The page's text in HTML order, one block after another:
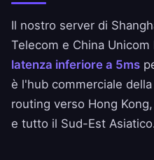
Il nostro server di
Telecom e China
latenza inferiore a 5ms
è l'hub commerciale
routing verso Hong
e tutto il Sud-Est